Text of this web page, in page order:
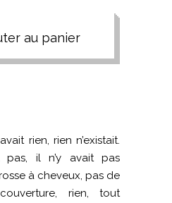
au panier
rien, rien n’existait.
pas, il n’y avait pas
à cheveux, pas de
rien, tout